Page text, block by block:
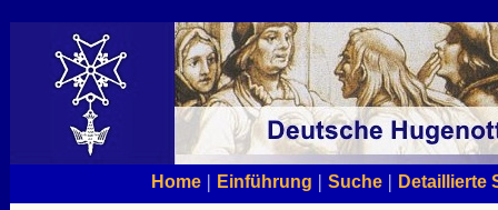
Home| Einführung | Suche| Detaillierte